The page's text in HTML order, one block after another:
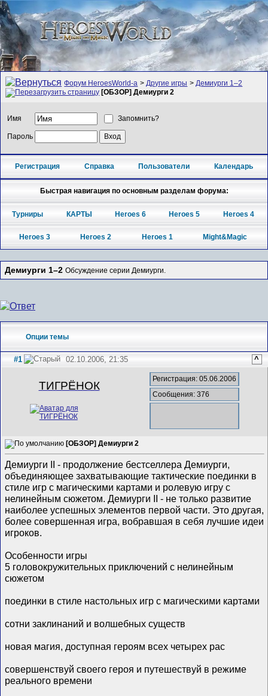
Форум HeroesWorld-а >Другие игры >Демиурги 1–2
[ОБЗОР] Демиурги 2
Имя Запомнить?
Пароль
Регистрация Справка Пользователи Календарь
Быстрая навигация по основным разделам форума:
Турниры КАРТЫ Heroes 6 Heroes 5 Heroes 4
Heroes 3 Heroes 2 Heroes 1 Might&Magic
Демиурги 1–2 Обсуждение серии Демиурги.
Опции темы
#1 02.10.2006, 21:35 ^
ТИГРЁНОК
Регистрация: 05.06.2006
Сообщения: 376
[ОБЗОР] Демиурги 2
Демиурги II - продолжение бестселлера Демиурги,
объединяющее захватывающие тактические поединки в
стиле игр с магическими картами и ролевую игру с
нелинейным сюжетом. Демиурги II - не только развитие
наиболее успешных элементов первой части. Это другая,
более совершенная игра, вобравшая в себя лучшие идеи
игроков.
Особенности игры
5 головокружительных приключений с нелинейным
сюжетом
поединки в стиле настольных игр с магическими картами
сотни заклинаний и волшебных существ
новая магия, доступная героям всех четырех рас
совершенствуй своего героя и путешествуй в режиме
реального времени